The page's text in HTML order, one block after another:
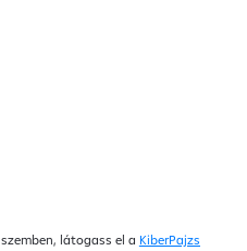
látogass el a KiberPajzs